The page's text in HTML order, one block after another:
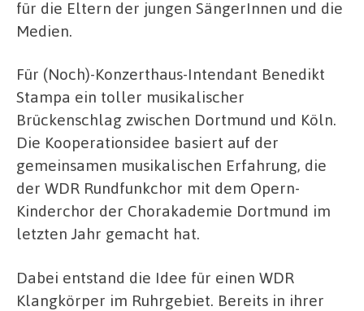
für die Eltern der jungen SängerInnen und die
Medien.
Für (Noch)-Konzerthaus-Intendant Benedikt
Stampa ein toller musikalischer
Brückenschlag zwischen Dortmund und Köln.
Die Kooperationsidee basiert auf der
gemeinsamen musikalischen Erfahrung, die
der WDR Rundfunkchor mit dem Opern-
Kinderchor der Chorakademie Dortmund im
letzten Jahr gemacht hat.
Dabei entstand die Idee für einen WDR
Klangkörper im Ruhrgebiet. Bereits in ihrer